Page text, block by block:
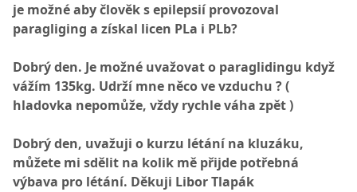
je možné aby člověk s epilepsií provozoval
paragliging a získal licen PLa i PLb?
Dobrý den. Je možné uvažovat o paraglidingu když
vážím 135kg. Udrží mne něco ve vzduchu ? (
hladovka nepomůže, vždy rychle váha zpět )
Dobrý den, uvažuji o kurzu létání na kluzáku,
můžete mi sdělit na kolik mě přijde potřebná
výbava pro létání. Děkuji Libor Tlapák